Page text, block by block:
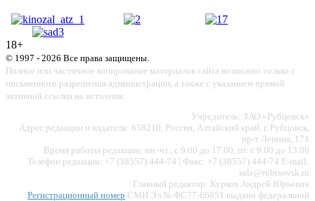
18+
© 1997 - 2026 Все права защищены.
Полное или частичное копирование материалов сайта возможно только с
письменного разрешения администрации, а также с указанием прямой
активной ссылки на источник.
Учредитель: ЗАО «Рубцовск»
Адрес редакции и издателя: 658210, Россия, Алтайский край, г. Рубцовск,
пр-т Ленина, 171
Время работы редакции: пн.-чт., с 9.00 до 17.00, пт. с 9.00 до 13.00
Телефон редакции: +7 (38557) 444-74 | Факс: +7 (38557) 444-74 E-mail:
sale@rubtsovsk.ru
Главный редактор: Курков Андрей Юрьевич
Регистрационный номер СМИ Эл № ФС77-66851 выдано федеральной